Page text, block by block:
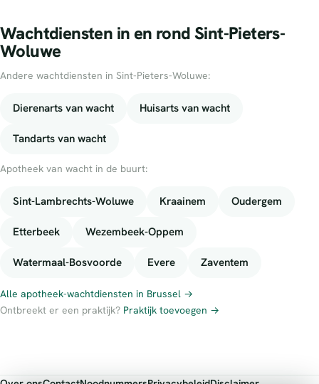
Wachtdiensten in en rond Sint-Pieters-
Woluwe
Andere wachtdiensten in Sint-Pieters-Woluwe:
Dierenarts van wacht Huisarts van wacht
Tandarts van wacht
Apotheek van wacht in de buurt:
Sint-Lambrechts-Woluwe Kraainem Oudergem
Etterbeek Wezembeek-Oppem
Watermaal-Bosvoorde Evere Zaventem
Alle apotheek-wachtdiensten in Brussel →
Ontbreekt er een praktijk? Praktijk toevoegen →